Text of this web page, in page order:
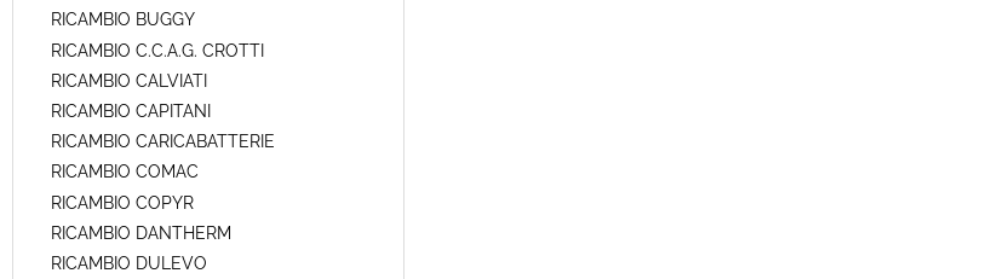
RICAMBIO BUGGY
RICAMBIO C.C.A.G. CROTTI
RICAMBIO CALVIATI
RICAMBIO CAPITANI
RICAMBIO CARICABATTERIE
RICAMBIO COMAC
RICAMBIO COPYR
RICAMBIO DANTHERM
RICAMBIO DULEVO